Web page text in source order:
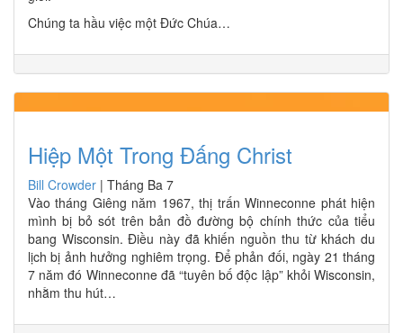
Chúng ta hầu việc một Đức Chúa…
Hiệp Một Trong Đấng Christ
Bill Crowder | Tháng Ba 7
Vào tháng Giêng năm 1967, thị trấn Winneconne phát hiện
mình bị bỏ sót trên bản đồ đường bộ chính thức của tiểu
bang Wisconsin. Điều này đã khiến nguồn thu từ khách du
lịch bị ảnh hưởng nghiêm trọng. Để phản đối, ngày 21 tháng
7 năm đó Winneconne đã “tuyên bố độc lập” khỏi Wisconsin,
nhằm thu hút…